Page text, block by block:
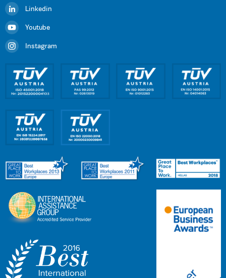
Linkedin
Youtube
Instagram